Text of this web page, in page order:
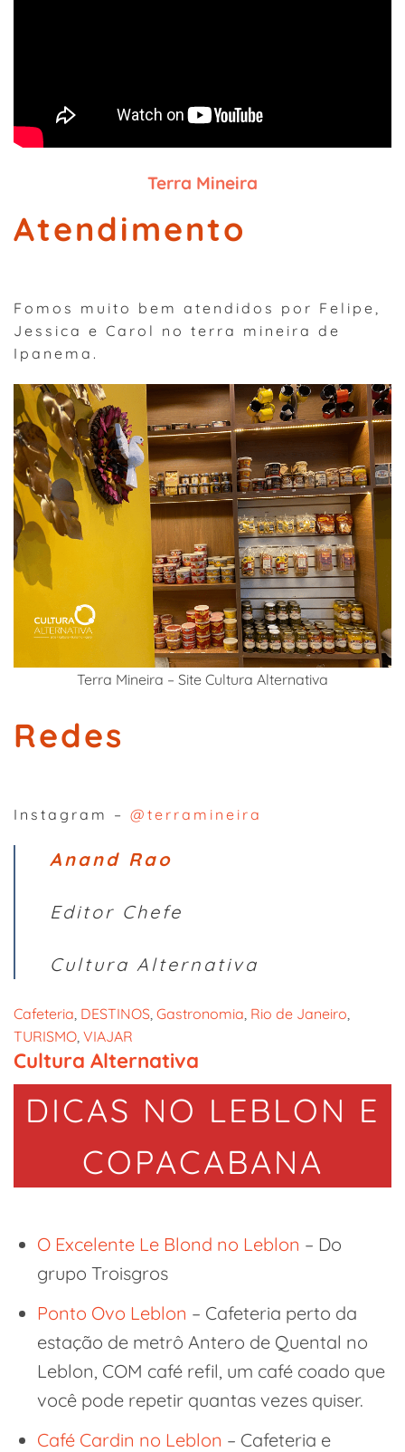
Terra Mineira
Atendimento
Fomos muito bem atendidos por Felipe,
Jessica e Carol no terra mineira de
Ipanema.
Terra Mineira – Site Cultura Alternativa
Redes
Instagram – @terramineira
Anand Rao
Editor Chefe
Cultura Alternativa
Cafeteria DESTINOS Gastronomia Rio de Janeiro
TURISMO VIAJAR
Cultura Alternativa
DICAS NO LEBLON E
COPACABANA
O Excelente Le Blond no Leblon – Do
grupo Troisgros
Ponto Ovo Leblon – Cafeteria perto da
estação de metrô Antero de Quental no
Leblon, COM café refil, um café coado que
você pode repetir quantas vezes quiser.
Café Cardin no Leblon – Cafeteria e